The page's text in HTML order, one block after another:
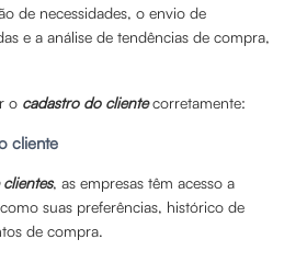
de necessidades, o envio de
e a análise de tendências de compra,
o cadastro do clientecorretamente:
cliente
, as empresas têm acesso a
suas preferências, histórico de
de compra.